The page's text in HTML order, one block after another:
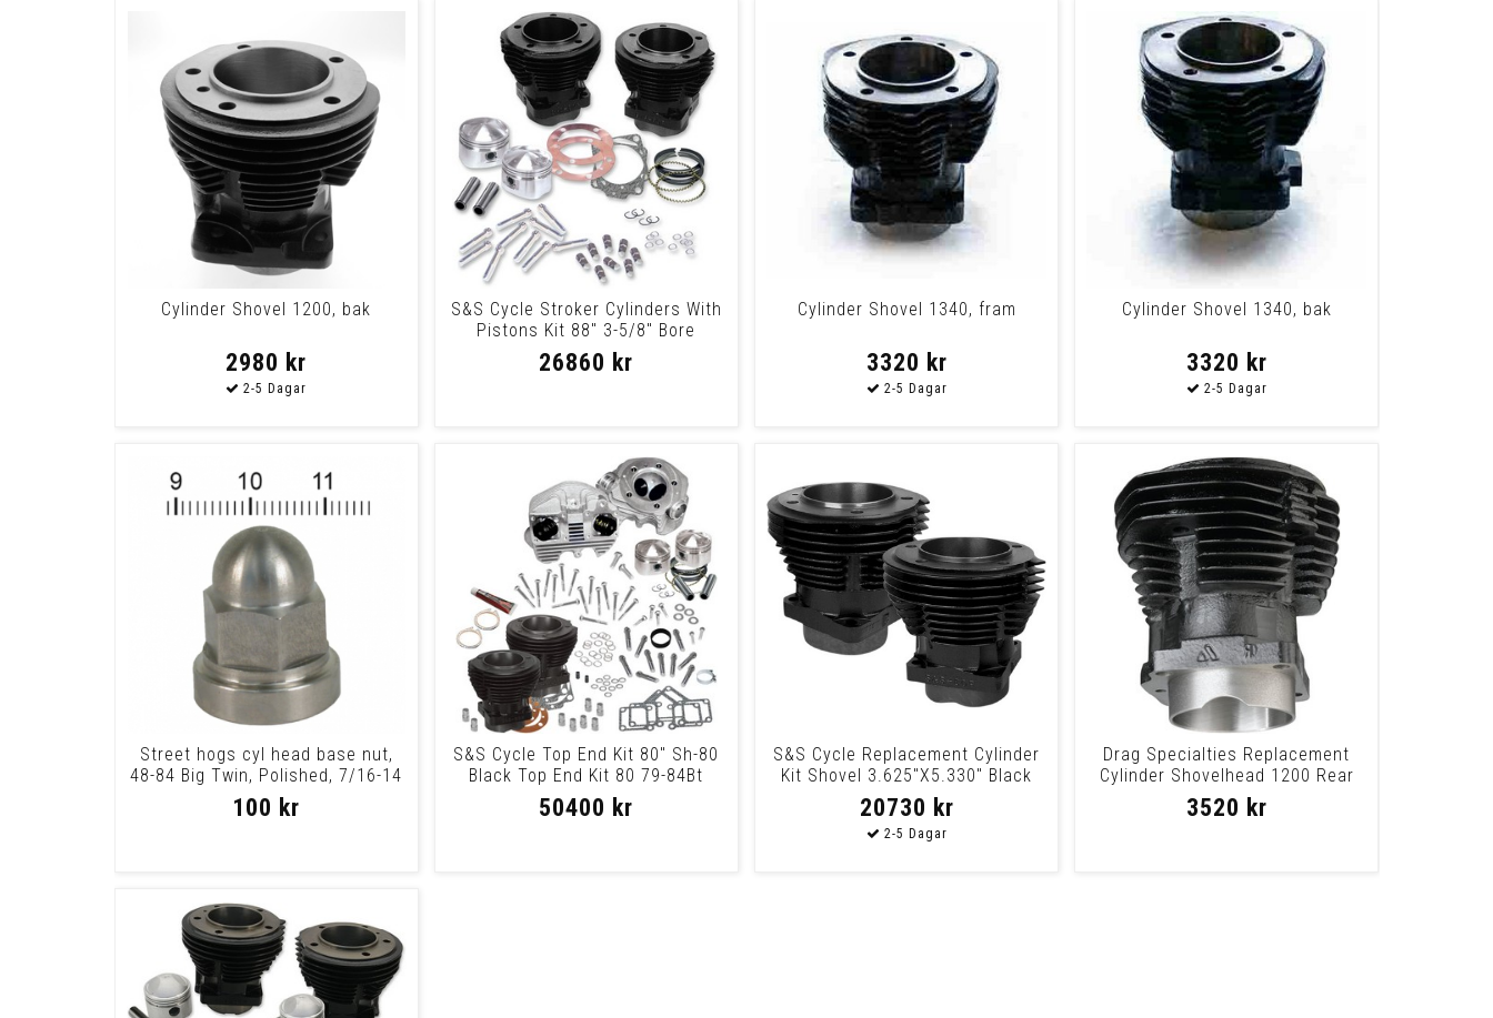
Cylinder Shovel 1200, bak
2980 kr
S&S Cycle Stroker Cylinders With
Pistons Kit 88" 3-5/8" Bore
Cylinders
26860 kr
Cylinder Shovel 1340, fram
3320 kr
Cylinder Shovel 1340, bak
3320 kr
Street hogs cyl head base nut,
48-84 Big Twin, Polished, 7/16-14
100 kr
S&S Cycle Top End Kit 80" Sh-80
Black Top End Kit 80 79-84Bt
50400 kr
S&S Cycle Replacement Cylinder
Kit Shovel 3.625"X5.330" Black
Cylinder
20730 kr
Drag Specialties Replacement
Cylinder Shovelhead 1200 Rear
Black 1200C
3520 kr